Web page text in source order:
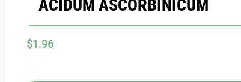
ACIDUM ASCORBINICUM
$1.96